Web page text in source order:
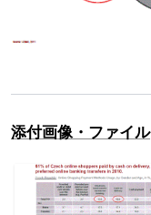
添付画像・ファイル